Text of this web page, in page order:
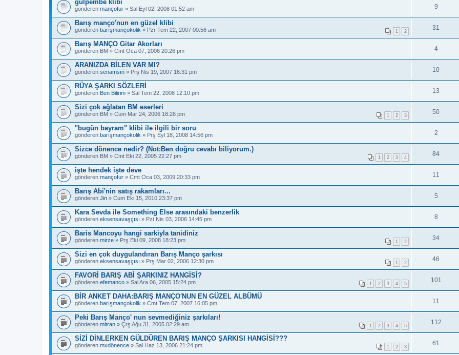
gülpembe klibi
gönderen mançofur » Sal Eyl 02, 2008 01:52 am 9
Barış manço'nun en güzel klibi
1 2
gönderen barışmançokolik » Pzr Tem 22, 2007 00:56 am 31
Barış MANÇO Gitar Akorları
gönderen BM » Cmt Oca 07, 2006 20:26 pm 4
ARANIZDA BİLEN VAR MI?
gönderen senamsın » Prş Nis 19, 2007 16:31 pm 10
RÜYA ŞARKI SÖZLERİ
gönderen Ben Bilirim » Sal Tem 22, 2008 12:10 pm 13
Sizi çok ağlatan BM eserleri
1 2 3
gönderen BM » Cum Mar 24, 2006 18:26 pm 50
"bugün bayram" klibi ile ilgili bir soru
gönderen barışmançokolik » Prş Eyl 18, 2008 14:56 pm 2
Sizce dönence nedir? (Not:Ben doğru cevabı biliyorum.)
1 2 3 4
gönderen BM » Cmt Eki 22, 2005 22:27 pm 84
işte hendek işte deve
gönderen mançofur » Cmt Oca 03, 2009 20:33 pm 11
Barış Abi'nin satış rakamları...
gönderen Jin » Cum Eki 15, 2010 23:37 pm 5
Kara Sevda ile Something Else arasındaki benzerlik
gönderen eksensavaşçısı » Pzt Nis 03, 2006 14:45 pm 8
Baris Mancoyu hangi sarkiyla tanidiniz
1 2
gönderen mirze » Prş Eki 09, 2008 18:23 pm 34
Sizi en çok duygulandıran Barış Manço şarkısı
1 2
gönderen eksensavaşçısı » Prş Mar 02, 2006 12:30 pm 46
FAVORİ BARIŞ ABİ ŞARKINIZ HANGİSİ?
1 2 3 4 5
gönderen efemanco » Sal Ara 06, 2005 15:24 pm 101
BİR ANKET DAHA:BARIŞ MANÇO'NUN EN GÜZEL ALBÜMÜ
gönderen barışmançokolik » Cmt Tem 07, 2007 16:05 pm 11
Peki Barış Manço' nun sevmediğiniz şarkıları!
1 2 3 4 5
gönderen mitran » Çrş Ağu 31, 2005 02:29 am 112
SİZİ DİNLERKEN GÜLDÜREN BARIŞ MANÇO ŞARKISI HANGİSİ???
1 2 3
gönderen mxdönence » Sal Haz 13, 2006 21:24 pm 61